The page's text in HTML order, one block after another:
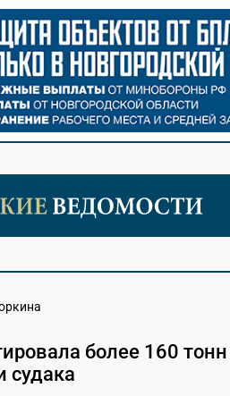
более 160 тонн
судака